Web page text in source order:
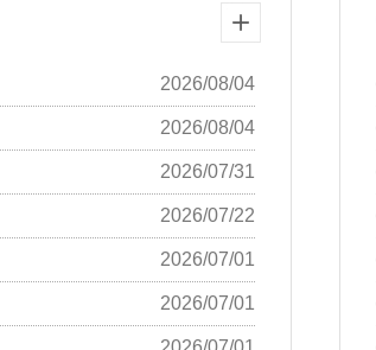
2026/08/04
2026/08/04
2026/07/31
2026/07/22
2026/07/01
2026/07/01